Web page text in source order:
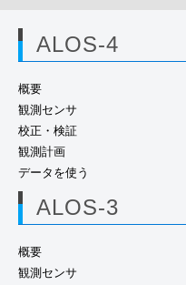
ALOS-4
概要
観測センサ
校正・検証
観測計画
データを使う
ALOS-3
概要
観測センサ